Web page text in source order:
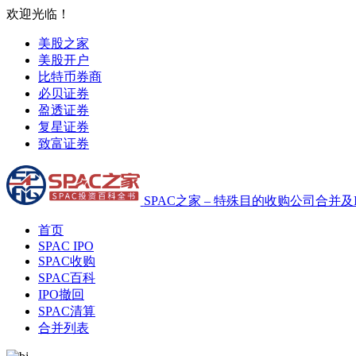
欢迎光临！
美股之家
美股开户
比特币券商
必贝证券
盈透证券
复星证券
致富证券
SPAC之家 – 特殊目的收购公司合并
首页
SPAC IPO
SPAC收购
SPAC百科
IPO撤回
SPAC清算
合并列表